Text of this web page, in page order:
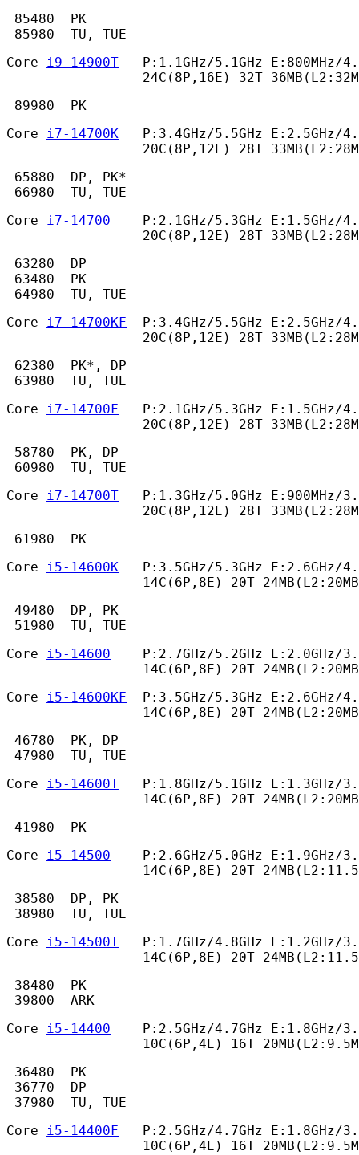
85480  PK
85980  TU, TUE
Core i9-14900T
P:1.1GHz/5.1GHz E:800MHz/
24C(8P,16E) 32T
89980  PK
Core i7-14700K
P:3.4GHz/5.5GHz E:2.5GHz/
20C(8P,12E) 28T
65880  DP, PK*
66980  TU, TUE
Core i7-14700
P:2.1GHz/5.3GHz E:1.5GHz/
20C(8P,12E) 28T
63280  DP
63480  PK
64980  TU, TUE
Core i7-14700KF
P:3.4GHz/5.5GHz E:2.5GHz/
20C(8P,12E) 28T
62380  PK*, DP
63980  TU, TUE
Core i7-14700F
P:2.1GHz/5.3GHz E:1.5GHz/
20C(8P,12E) 28T
58780  PK, DP
60980  TU, TUE
Core i7-14700T
P:1.3GHz/5.0GHz E:900MHz/
20C(8P,12E) 28T
61980  PK
Core i5-14600K
P:3.5GHz/5.3GHz E:2.6GHz/
14C(6P,8E) 20T
49480  DP, PK
51980  TU, TUE
Core i5-14600
P:2.7GHz/5.2GHz E:2.0GHz/
14C(6P,8E) 20T
Core i5-14600KF
P:3.5GHz/5.3GHz E:2.6GHz/
14C(6P,8E) 20T
46780  PK, DP
47980  TU, TUE
Core i5-14600T
P:1.8GHz/5.1GHz E:1.3GHz/
14C(6P,8E) 20T
41980  PK
Core i5-14500
P:2.6GHz/5.0GHz E:1.9GHz/
14C(6P,8E) 20T
38580  DP, PK
38980  TU, TUE
Core i5-14500T
P:1.7GHz/4.8GHz E:1.2GHz/
14C(6P,8E) 20T
38480  PK
39800  ARK
Core i5-14400
P:2.5GHz/4.7GHz E:1.8GHz/
10C(6P,4E) 16T
36480  PK
36770  DP
37980  TU, TUE
Core i5-14400F
P:2.5GHz/4.7GHz E:1.8GHz/
10C(6P,4E) 16T